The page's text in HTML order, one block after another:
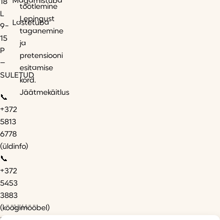
18
L
9-
15
P
–
SULETUD
📞
+372
5813
6778
(üldinfo)
📞
+372
5453
3883
(köögimööbel)
töötlemine
Lepingust
taganemine
ja
pretensiooni
esitamise
kord.
Jäätmekäitlus
Lastetuba
AMA